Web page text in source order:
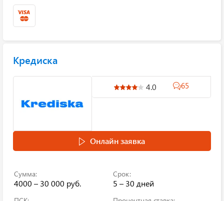
Кредиска
4.0 65
Онлайн заявка
Сумма:
4000 – 30 000 руб.
Срок:
5 – 30 дней